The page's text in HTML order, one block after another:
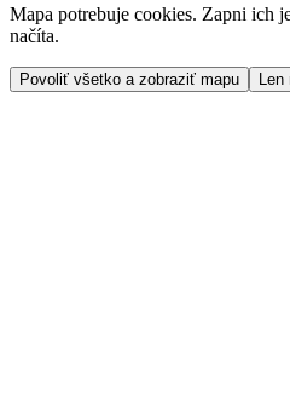
Mapa potrebuje cookies. Zapni ich
načíta.
Povoliť všetko a zobraziť mapu Len